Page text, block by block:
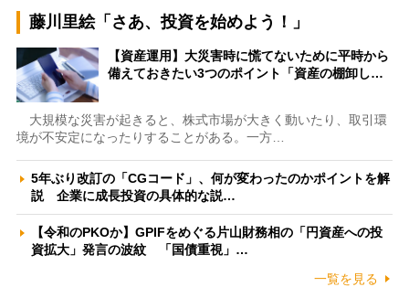
藤川里絵「さあ、投資を始めよう！」
【資産運用】大災害時に慌てないために平時から
備えておきたい3つのポイント「資産の棚卸し…
大規模な災害が起きると、株式市場が大きく動いたり、取引環
境が不安定になったりすることがある。一方…
5年ぶり改訂の「CGコード」、何が変わったのかポイントを解
説 企業に成長投資の具体的な説…
【令和のPKOか】GPIFをめぐる片山財務相の「円資産への投
資拡大」発言の波紋 「国債重視」…
一覧を見る